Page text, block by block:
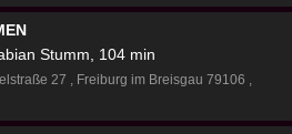
Stumm, 104 min
27
Freiburg im Breisgau 79106